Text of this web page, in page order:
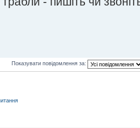
Показувати повідомлення за: